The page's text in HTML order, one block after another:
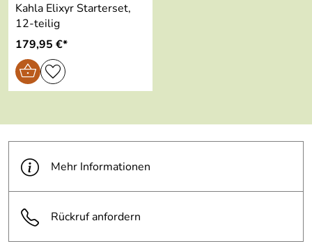
Kahla Elixyr Starterset,
12-teilig
179,95 €*
Mehr Informationen
Rückruf anfordern